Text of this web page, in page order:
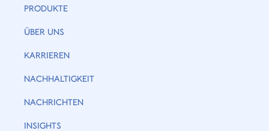
PRODUKTE
ÜBER UNS
KARRIEREN
NACHHALTIGKEIT
NACHRICHTEN
INSIGHTS